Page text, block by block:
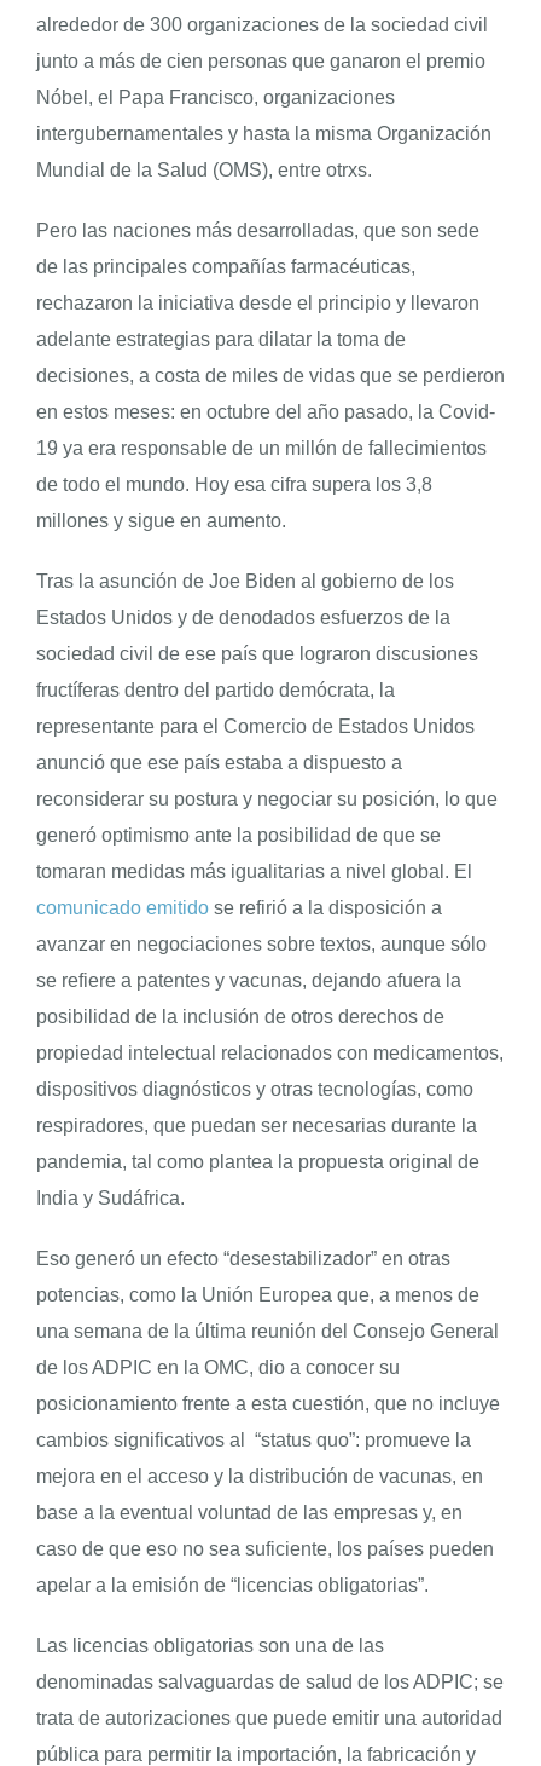
alrededor de 300 organizaciones de la sociedad civil
junto a más de cien personas que ganaron el premio
Nóbel, el Papa Francisco, organizaciones
intergubernamentales y hasta la misma Organización
Mundial de la Salud (OMS), entre otrxs.
Pero las naciones más desarrolladas, que son sede
de las principales compañías farmacéuticas,
rechazaron la iniciativa desde el principio y llevaron
adelante estrategias para dilatar la toma de
decisiones, a costa de miles de vidas que se perdieron
en estos meses: en octubre del año pasado, la Covid-
19 ya era responsable de un millón de fallecimientos
de todo el mundo. Hoy esa cifra supera los 3,8
millones y sigue en aumento.
Tras la asunción de Joe Biden al gobierno de los
Estados Unidos y de denodados esfuerzos de la
sociedad civil de ese país que lograron discusiones
fructíferas dentro del partido demócrata, la
representante para el Comercio de Estados Unidos
anunció que ese país estaba a dispuesto a
reconsiderar su postura y negociar su posición, lo que
generó optimismo ante la posibilidad de que se
tomaran medidas más igualitarias a nivel global. El
comunicado emitido se refirió a la disposición a
avanzar en negociaciones sobre textos, aunque sólo
se refiere a patentes y vacunas, dejando afuera la
posibilidad de la inclusión de otros derechos de
propiedad intelectual relacionados con medicamentos,
dispositivos diagnósticos y otras tecnologías, como
respiradores, que puedan ser necesarias durante la
pandemia, tal como plantea la propuesta original de
India y Sudáfrica.
Eso generó un efecto “desestabilizador” en otras
potencias, como la Unión Europea que, a menos de
una semana de la última reunión del Consejo General
de los ADPIC en la OMC, dio a conocer su
posicionamiento frente a esta cuestión, que no incluye
cambios significativos al “status quo”: promueve la
mejora en el acceso y la distribución de vacunas, en
base a la eventual voluntad de las empresas y, en
caso de que eso no sea suficiente, los países pueden
apelar a la emisión de “licencias obligatorias”.
Las licencias obligatorias son una de las
denominadas salvaguardas de salud de los ADPIC; se
trata de autorizaciones que puede emitir una autoridad
pública para permitir la importación, la fabricación y